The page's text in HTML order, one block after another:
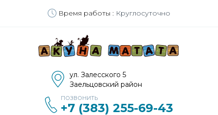
Время работы : Круглосуточно
ул. Залесского 5
Заельцовский район
ПОЗВОНИТЬ
+7 (383) 255-69-43